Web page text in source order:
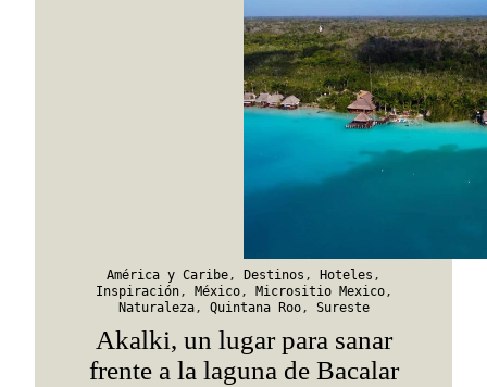
América y Caribe, Destinos , Hoteles ,
Inspiración, México, Micrositio Mexico,
Naturaleza, Quintana Roo, Sureste
Akalki, un lugar para sanar
frente a la laguna de Bacalar
Viaja con Travesías, recibe cada semana
itinerarios, tips de insider y las guías más